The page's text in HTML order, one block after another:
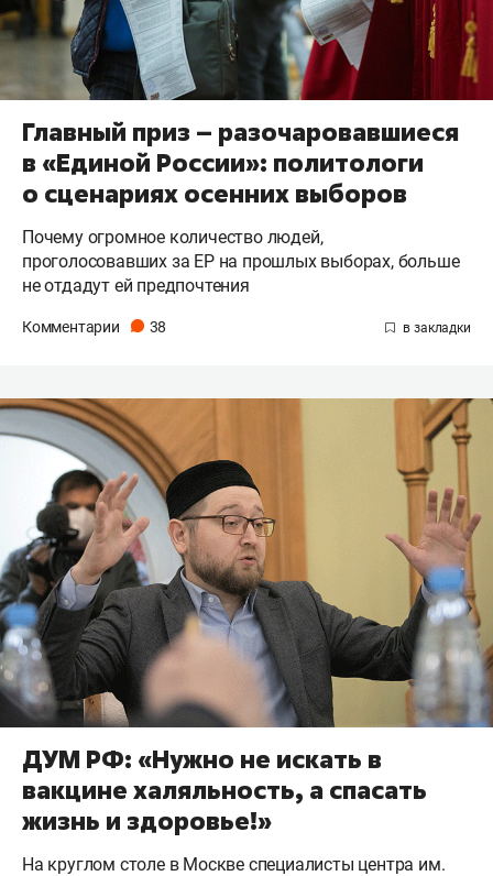
Главный приз – разочаровавшиеся
в «Единой России»: политологи
о сценариях осенних выборов
Почему огромное количество людей,
проголосовавших за ЕР на прошлых выборах, больше
не отдадут ей предпочтения
Комментарии 38
ДУМ РФ: «Нужно не искать в
вакцине халяльность, а спасать
жизнь и здоровье!»
На круглом столе в Москве специалисты центра им.